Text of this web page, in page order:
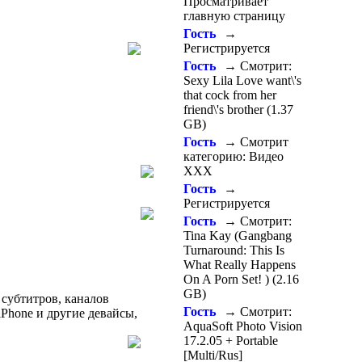
каналов
и другие девайсы,
главную страницу
Гость
→
Регистрируется
Гость
→ Смотрит:
Sexy Lila Love want\'s
that cock from her
friend\'s brother (1.37
GB)
Гость
→ Смотрит
категорию: Видео
ХХХ
Гость
→
Регистрируется
Гость
→ Смотрит:
Tina Kay (Gangbang
Turnaround: This Is
What Really Happens
On A Porn Set! ) (2.16
GB)
Гость
→ Смотрит:
AquaSoft Photo Vision
17.2.05 + Portable
[Multi/Rus]